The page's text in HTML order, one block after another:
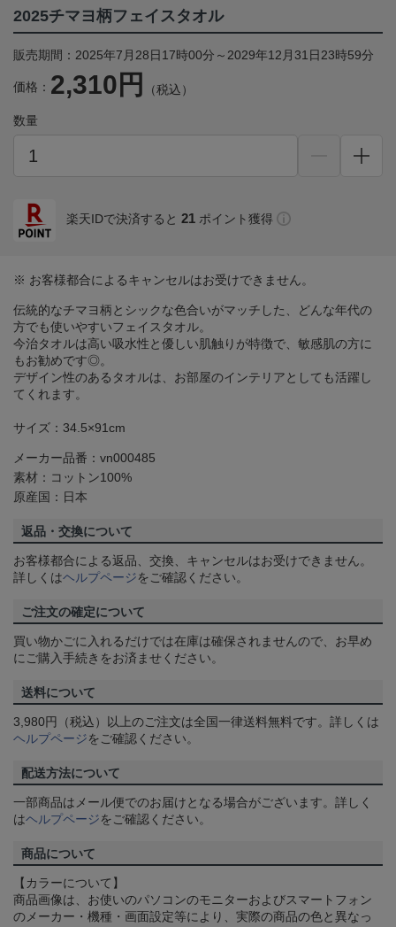
2025チマヨ柄フェイスタオル
販売期間：2025年7月28日17時00分～2029年12月31日23時59分
価格： 2,310円 （税込）
数量
楽天IDで決済すると 21 ポイント獲得
※ お客様都合によるキャンセルはお受けできません。
伝統的なチマヨ柄とシックな色合いがマッチした、どんな年代の
方でも使いやすいフェイスタオル。
今治タオルは高い吸水性と優しい肌触りが特徴で、敏感肌の方に
もお勧めです◎。
デザイン性のあるタオルは、お部屋のインテリアとしても活躍し
てくれます。
サイズ：34.5×91cm
メーカー品番：vn000485
素材：コットン100%
原産国：日本
返品・交換について
お客様都合による返品、交換、キャンセルはお受けできません。
詳しくはヘルプページをご確認ください。
ご注文の確定について
買い物かごに入れるだけでは在庫は確保されませんので、お早め
にご購入手続きをお済ませください。
送料について
3,980円（税込）以上のご注文は全国一律送料無料です。詳しくは
ヘルプページをご確認ください。
配送方法について
一部商品はメール便でのお届けとなる場合がございます。詳しく
はヘルプページをご確認ください。
商品について
【カラーについて】
商品画像は、お使いのパソコンのモニターおよびスマートフォン
のメーカー・機種・画面設定等により、実際の商品の色と異なっ